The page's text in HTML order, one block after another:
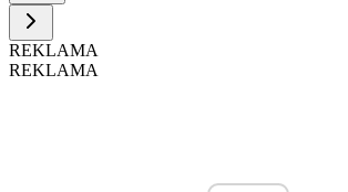
REKLAMA
REKLAMA